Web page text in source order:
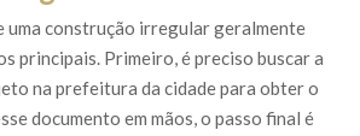
uma construção irregular geralmente
principais. Primeiro, é preciso buscar a
na prefeitura da cidade para obter o
documento em mãos, o passo final é